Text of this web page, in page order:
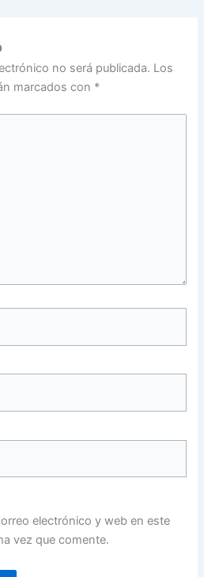
no será publicada. Los
marcados con *
electrónico y web en este
vez que comente.